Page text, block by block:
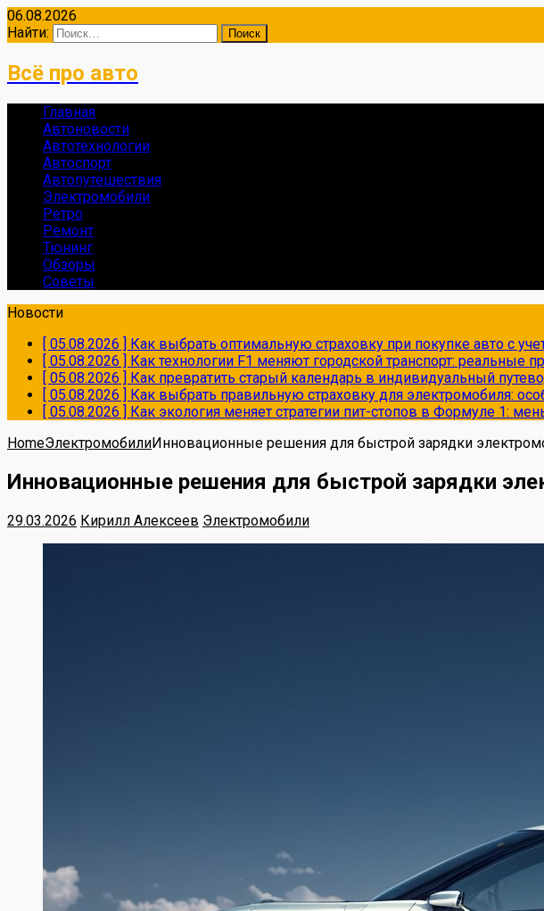
06.08.2026
Найти:
Всё про авто
Главная
Автоновости
Автотехнологии
Автоспорт
Автопутешествия
Электромобили
Ретро
Ремонт
Тюнинг
Обзоры
Советы
Новости
[ 05.08.2026 ] Как выбрать оптимальную страховку при покупке авто с
[ 05.08.2026 ] Как технологии F1 меняют городской транспорт: реальные
[ 05.08.2026 ] Как превратить старый календарь в индивидуальный
[ 05.08.2026 ] Как выбрать правильную страховку для электромобиля:
[ 05.08.2026 ] Как экология меняет стратегии пит-стопов в Формуле 1:
HomeЭлектромобилиИнновационные решения для быстрой зарядки
Инновационные решения для быстрой зарядки
29.03.2026 Кирилл Алексеев Электромобили